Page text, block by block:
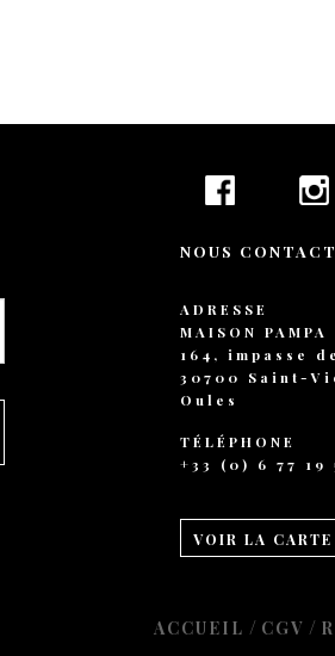
NOUS
ADRESSE
MAISON PAMPA
164, impasse
30700 Saint-
Oules
TÉLÉPHONE
+33 (0) 6 77 19
VOIR LA CARTE
ACCUEIL / CGV /